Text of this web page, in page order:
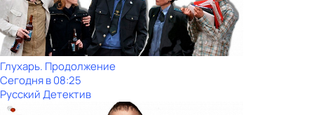
Глухарь. Продолжение
Сегодня в 08:25
Русский Детектив